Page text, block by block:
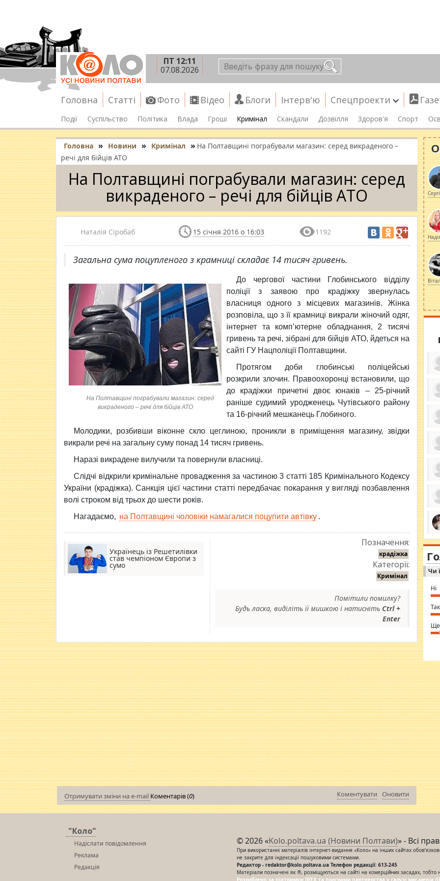
ПТ 12:11
07.08.2026
Головна Статті Фото Відео Блоги Інтерв'ю Спецпроекти
Події Суспільство Політика Влада Гроші Кримінал Скандали Дозвілля Здоров'я Спорт
Головна » Новини » Кримінал » На Полтавщині пограбували магазин: серед викраденого –
речі для бійців АТО
На Полтавщині пограбували магазин: серед
викраденого – речі для бійців АТО
Наталія Сіробаб 15 січня 2016 о 16:03 1192
Загальна сума поцупленого з крамниці складає 14 тисяч гривень.
На Полтавщині пограбували магазин: серед
викраденого – речі для бійців АТО
До чергової частини Глобинського відділу
поліції з заявою про крадіжку звернулась
власниця одного з місцевих магазинів. Жінка
розповіла, що з її крамниці викрали жіночий одяг,
інтернет та комп’ютерне обладнання, 2 тисячі
гривень та речі, зібрані для бійців АТО, йдеться на
сайті ГУ Нацполіції Полтавщини.
Протягом доби глобинські поліцейські
розкрили злочин. Правоохоронці встановили, що
до крадіжки причетні двоє юнаків – 25-річний
раніше судимий уродженець Чутівського району
та 16-річний мешканець Глобиного.
Молодики, розбивши віконне скло цеглиною, проникли в приміщення магазину, звідки
викрали речі на загальну суму понад 14 тисяч гривень.
Наразі викрадене вилучили та повернули власниці.
Слідчі відкрили кримінальне провадження за частиною 3 статті 185 Кримінального Кодексу
України (крадіжка). Санкція цієї частини статті передбачає покарання у вигляді позбавлення
волі строком від трьох до шести років.
Нагадаємо, на Полтавщині чоловіки намагалися поцупити автівку .
Українець із Решетилівки
став чемпіоном Європи з
сумо
Позначення:
крадіжка
Категорії:
Кримінал
Помітили помилку?
Будь ласка, виділіть її мишкою і натисніть Ctrl +
Enter
Отримувати зміни на e-mail Коментарів (0) Оновити
Коментувати
за
ми
in
⇒
Чи
Ні
Так
Ще
"Коло"
Надіслати повідомлення
Реклама
Редакція
© 2026 «Kolo.poltava.ua (Новини Полтави)» - Всі
При використанні матеріалів інтернет-видання «Коло» на інших сайтах
не закрите для індексації пошуковими системами.
Редактор - redaktor@kolo.poltava.ua Телефон редакції: 613-245
Матеріали позначені як ®, розміщуються на сайті на комерційних засадах, тобто
Розроблено за підтримки IREX та програми партнерства у галузі мас-медіа